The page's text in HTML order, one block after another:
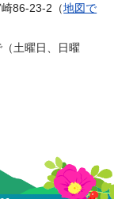
86-23-2（地図で
土曜日、日曜